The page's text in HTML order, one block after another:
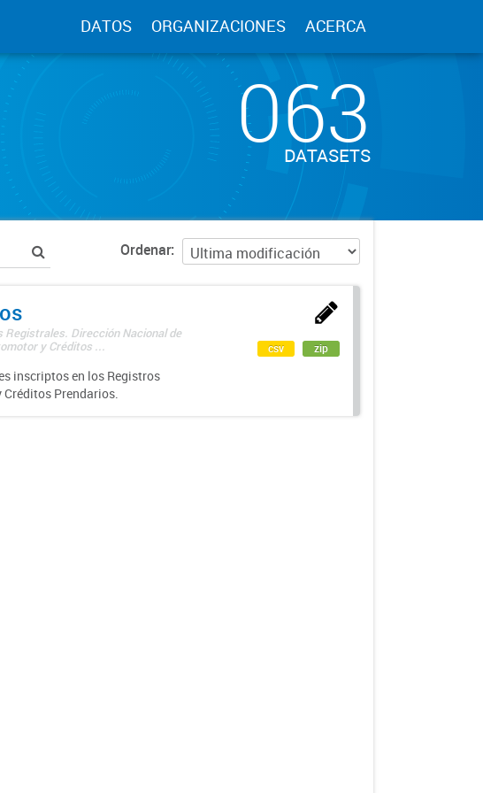
DATOS ORGANIZACIONES ACERCA
063
DATASETS
Ordenar
Dirección Nacional de
y Créditos ...
inscriptos en los Registros
Prendarios.
csv zip